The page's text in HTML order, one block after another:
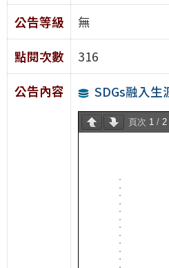
公告等級
無
點閱次數
316
公告內容
SDGs融入生
頁次 1/ 2